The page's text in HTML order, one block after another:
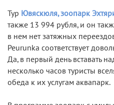
Тур Ювяскюля, зоопарк
также 13 994 рубля, и он
в нем нет затяжных
Peurunka соответствует
Да, в первый день вставать
несколько часов туристы
обеда к их услугам аквапарк.